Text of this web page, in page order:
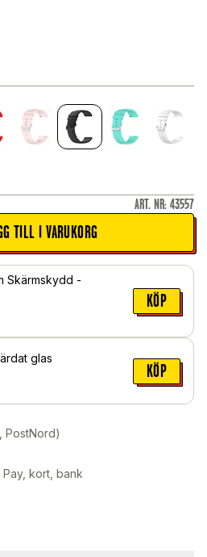
ART. NR: 43557
TILL I VARUKORG
Skärmskydd -
KÖP
glas
KÖP
PostNord)
kort, bank